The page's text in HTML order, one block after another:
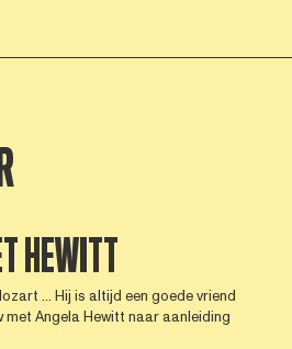
HEWITT
... Hij is altijd een goede vriend
met Angela Hewitt naar aanleiding